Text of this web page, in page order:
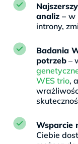
analiz – w
introny,
Badania
potrzeb –
WES trio,
Wsparcie
Ciebie